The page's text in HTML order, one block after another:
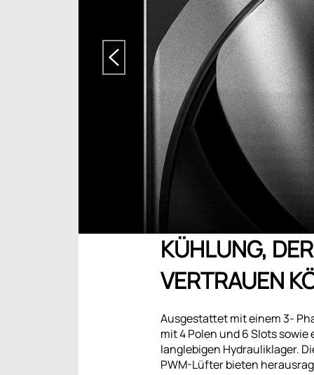
KÜHLUNG,
VERTRAUEN
Ausgestattet mit einem 3-
mit 4 Polen und 6 Slots sowie
langlebigen Hydrauliklager.
PWM-Lüfter bieten